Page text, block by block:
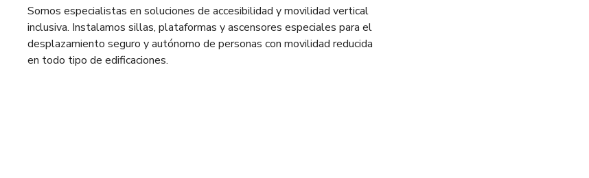
Somos especialistas en soluciones de accesibilidad y movilidad vertical
inclusiva. Instalamos sillas, plataformas y ascensores especiales para el
desplazamiento seguro y autónomo de personas con movilidad reducida
en todo tipo de edificaciones.